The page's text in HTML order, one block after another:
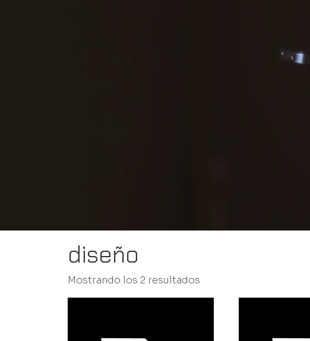
diseño
Mostrando los 2 resultados